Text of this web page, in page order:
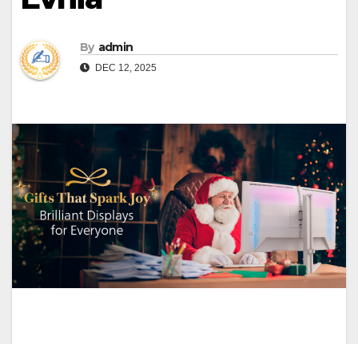
By admin
DEC 12, 2025